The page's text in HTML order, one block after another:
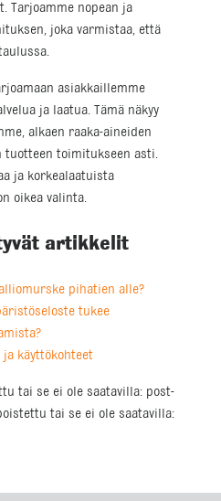
Tarjoamme nopean ja
joka varmistaa, että
asiakkaillemme
ja laatua. Tämä näkyy
alkaen raaka-aineiden
tuotteen toimitukseen asti.
ja korkealaatuista
oikea valinta.
artikkelit
pihatien alle?
tukee
käyttökohteet
tai se ei ole saatavilla: post-
tai se ei ole saatavilla: